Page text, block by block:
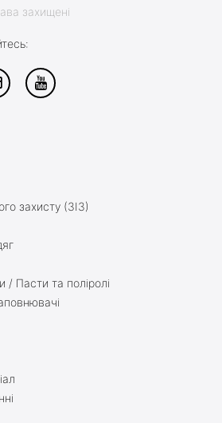
захищені
захисту (ЗІЗ)
/ Пасти та поліролі